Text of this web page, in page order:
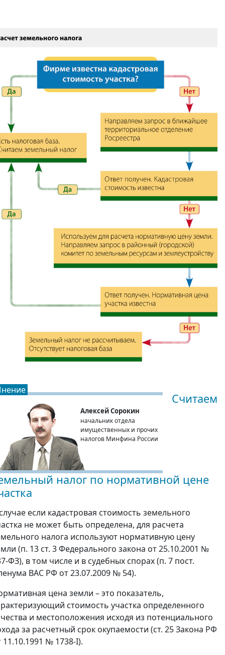
Алексей Сорокин
начальник отдела
имущественных и прочих
налогов Минфина России
Считаем
налог по нормативной цене
если кадастровая стоимость земельного
не может быть определена, для расчета
налога используют нормативную цену
(п. 13 ст. 3 Федерального закона от 25.10.2001 №
ФЗ), в том числе и в судебных спорах (п. 7 пост.
ВАС РФ от 23.07.2009 № 54).
цена земли – это показатель,
стоимость участка определенного
и местоположения исходя из потенциального
за расчетный срок окупаемости (ст. 25 Закона РФ
11.10.1991 № 1738-I).